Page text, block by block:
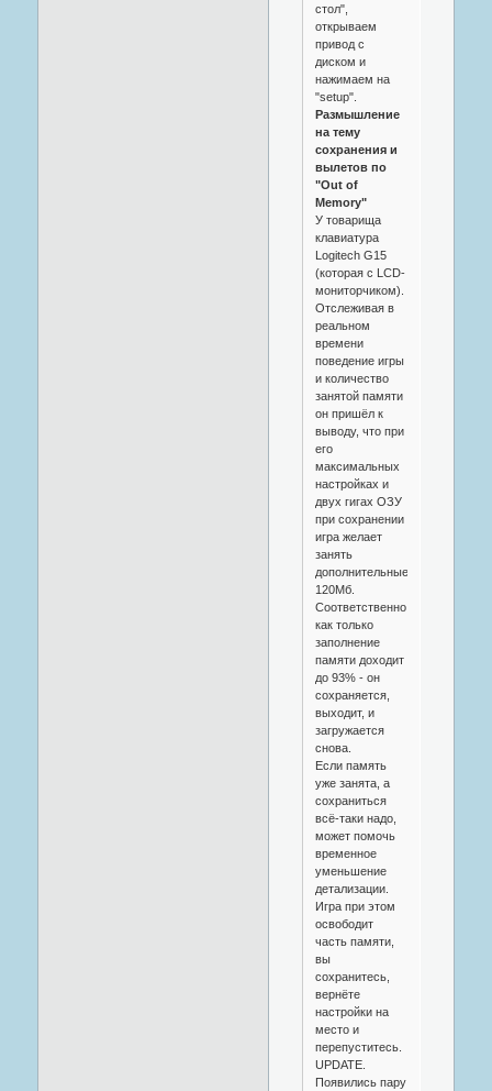
стол",
открываем
привод с
диском и
нажимаем на
"setup".
Размышление
на тему
сохранения и
вылетов по
"Out of
Memory"
У товарища
клавиатура
Logitech G15
(которая с LCD-
мониторчиком).
Отслеживая в
реальном
времени
поведение игры
и количество
занятой памяти
он пришёл к
выводу, что при
его
максимальных
настройках и
двух гигах ОЗУ
при сохранении
игра желает
занять
дополнительные
120Мб.
Соответственно
как только
заполнение
памяти доходит
до 93% - он
сохраняется,
выходит, и
загружается
снова.
Если память
уже занята, а
сохраниться
всё-таки надо,
может помочь
временное
уменьшение
детализации.
Игра при этом
освободит
часть памяти,
вы
сохранитесь,
вернёте
настройки на
место и
перепуститесь.
UPDATE.
Появились пару